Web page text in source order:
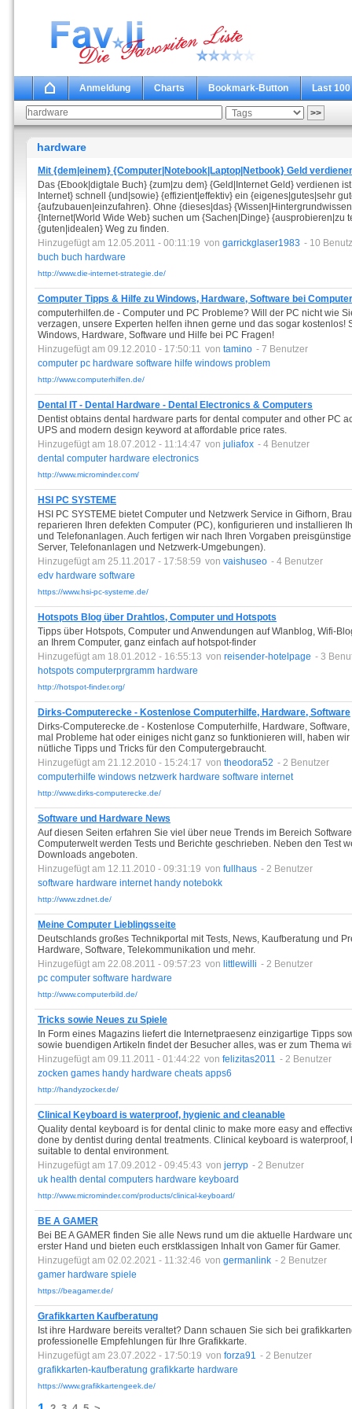
Anmeldung Charts Bookmark-Button Last 100
hardware
Mit {dem|einem} {Computer|Notebook|Laptop|Netbook} Geld
Das {Ebook|digtale Buch} {zum|zu dem} {Geld|Internet Geld} verdienen
Internet} schnell {und|sowie} {effizient|effektiv} ein {eigenes|gutes|sehr
{aufzubauen|einzufahren}. Ohne {dieses|das}
{Internet|World Wide Web} suchen um {Sachen|Dinge} {ausprobieren|zu
{guten|idealen} Weg zu finden.
Hinzugefügt am 12.05.2011 - 00:11:19 von garrickglaser1983 - 10
buch buch hardware
http://www.die-internet-strategie.de/
Computer Tipps & Hilfe zu Windows, Hardware, Software bei
computerhilfen.de - Computer und PC Probleme? Will der PC nicht wie
verzagen, unsere Experten helfen ihnen gerne und das sogar kostenlos!
Windows, Hardware, Software und Hilfe bei PC Fragen!
Hinzugefügt am 09.12.2010 - 17:50:11 von tamino - 7 Benutzer
computer pc hardware software hilfe windows problem
http://www.computerhilfen.de/
Dental IT - Dental Hardware - Dental Electronics & Computers
Dentist obtains dental hardware parts for dental computer and other PC
UPS and modern design keyword at affordable price rates.
Hinzugefügt am 18.07.2012 - 11:14:47 von juliafox - 4 Benutzer
dental computer hardware electronics
http://www.microminder.com/
HSI PC SYSTEME
HSI PC SYSTEME bietet Computer und Netzwerk Service in Gifhorn,
reparieren Ihren defekten Computer (PC), konfigurieren und installieren
und Telefonanlagen. Auch fertigen wir nach Ihren Vorgaben
Server, Telefonanlagen und Netzwerk-Umgebungen).
Hinzugefügt am 25.11.2017 - 17:58:59 von vaishuseo - 4 Benutzer
edv hardware software
https://www.hsi-pc-systeme.de/
Hotspots Blog über Drahtlos, Computer und Hotspots
Tipps über Hotspots, Computer und Anwendungen auf Wlanblog, Wifi-
an Ihrem Computer, ganz einfach auf hotspot-finder
Hinzugefügt am 18.01.2012 - 16:55:13 von reisender-hotelpage - 3
hotspots computerprgramm hardware
http://hotspot-finder.org/
Dirks-Computerecke - Kostenlose Computerhilfe, Hardware, Software
Dirks-Computerecke.de - Kostenlose Computerhilfe, Hardware,
mal Probleme hat oder einiges nicht ganz so funktionieren will, haben
nütliche Tipps und Tricks für den Computergebraucht.
Hinzugefügt am 21.12.2010 - 15:24:17 von theodora52 - 2 Benutzer
computerhilfe windows netzwerk hardware software internet
http://www.dirks-computerecke.de/
Software und Hardware News
Auf diesen Seiten erfahren Sie viel über neue Trends im Bereich
Computerwelt werden Tests und Berichte geschrieben. Neben den Test
Downloads angeboten.
Hinzugefügt am 12.11.2010 - 09:31:19 von fullhaus - 2 Benutzer
software hardware internet handy notebokk
http://www.zdnet.de/
Meine Computer Lieblingsseite
Deutschlands großes Technikportal mit Tests, News, Kaufberatung und
Hardware, Software, Telekommunikation und mehr.
Hinzugefügt am 22.08.2011 - 09:57:23 von littlewilli - 2 Benutzer
pc computer software hardware
http://www.computerbild.de/
Tricks sowie Neues zu Spiele
In Form eines Magazins liefert die Internetpraesenz einzigartige Tipps
sowie buendigen Artikeln findet der Besucher alles, was er zum Thema
Hinzugefügt am 09.11.2011 - 01:44:22 von felizitas2011 - 2 Benutzer
zocken games handy hardware cheats apps6
http://handyzocker.de/
Clinical Keyboard is waterproof, hygienic and cleanable
Quality dental keyboard is for dental clinic to make more easy and
done by dentist during dental treatments. Clinical keyboard is
suitable to dental environment.
Hinzugefügt am 17.09.2012 - 09:45:43 von jerryp - 2 Benutzer
uk health dental computers hardware keyboard
http://www.microminder.com/products/clinical-keyboard/
BE A GAMER
Bei BE A GAMER finden Sie alle News rund um die aktuelle Hardware
erster Hand und bieten euch erstklassigen Inhalt von Gamer für Gamer.
Hinzugefügt am 02.02.2021 - 11:32:46 von germanlink - 2 Benutzer
gamer hardware spiele
https://beagamer.de/
Grafikkarten Kaufberatung
Ist ihre Hardware bereits veraltet? Dann schauen Sie sich bei
professionelle Empfehlungen für Ihre Grafikkarte.
Hinzugefügt am 23.07.2022 - 17:50:19 von forza91 - 2 Benutzer
grafikkarten-kaufberatung grafikkarte hardware
https://www.grafikkartengeek.de/